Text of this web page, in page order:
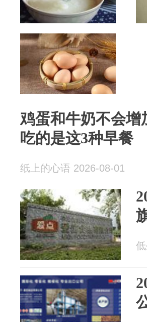
鸡蛋和牛奶不会
吃的是这3种早餐
纸上的心语 2026-08-01